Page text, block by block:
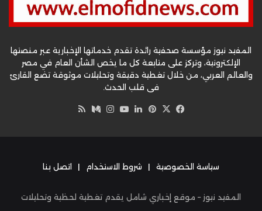
المفيد نيوز مؤسسة صحفية رائدة تقدم خدماتها الإخبارية عبر منصتها
الإلكترونية، وتركز على متابعة كل ما يخص الشأن العام في مصر
والعالم العربي، من خلال تغطية دقيقة وتحليلات موثوقة تضع القارئ
في قلب الحدث.
فيسبوك
‫X بينتيريست
لينكدإن‫YouTube
انستقرام
وسط
سياسة الخصوصية | شروط الاستخدام | اتصل بنا
المفيد نيوز – موقع إخباري شامل يقدم تغطية لحظية وتحليلات